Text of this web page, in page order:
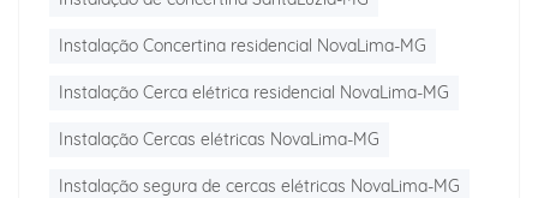
Instalação Concertina residencial NovaLima-MG
Instalação Cerca elétrica residencial NovaLima-MG
Instalação Cercas elétricas NovaLima-MG
Instalação segura de cercas elétricas NovaLima-MG